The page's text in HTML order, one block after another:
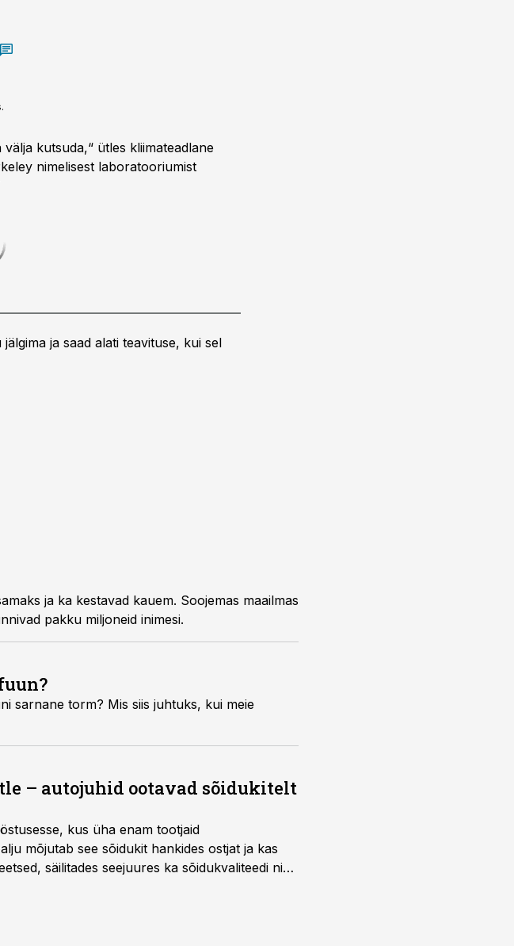
kutsuda,“ ütles kliimateadlane
nimelisest laboratooriumist
ja saad alati teavituse, kui sel
ja ka kestavad kauem. Soojemas maailmas
pakku miljoneid inimesi.
sarnane torm? Mis siis juhtuks, kui meie
– autojuhid ootavad sõidukitelt
kus üha enam tootjaid
mõjutab see sõidukit hankides ostjat ja kas
säilitades seejuures ka sõidukvaliteedi ning